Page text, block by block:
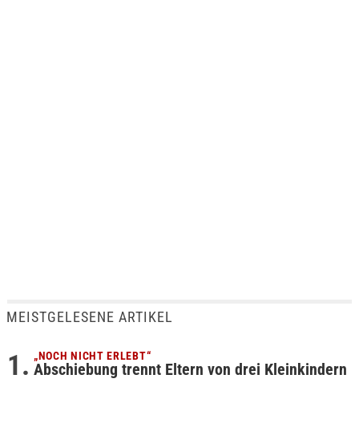
MEISTGELESENE ARTIKEL
„NOCH NICHT ERLEBT“
Abschiebung trennt Eltern von drei Kleinkindern